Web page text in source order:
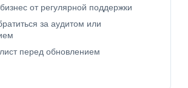
от регулярной поддержки
за аудитом или
перед обновлением